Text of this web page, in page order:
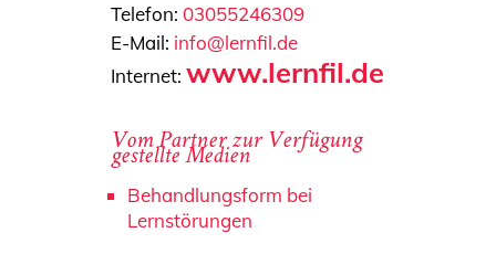
Telefon: 03055246309
E-Mail: info@lernfil.de
Internet: www.lernfil.de
Vom Partner zur Verfügung
gestellte Medien
Behandlungsform bei
Lernstörungen